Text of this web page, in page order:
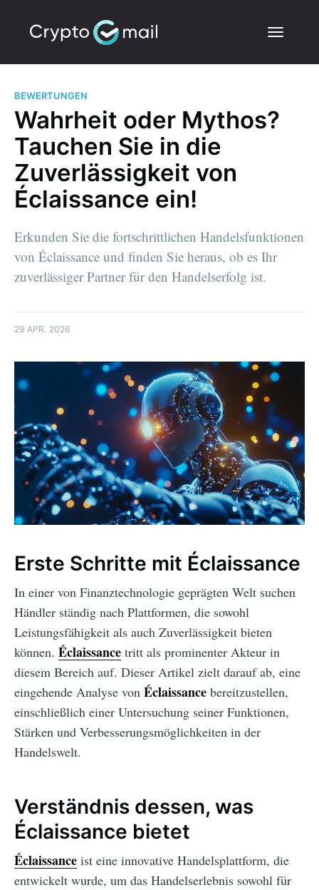
BEWERTUNGEN
Wahrheit oder Mythos?
Tauchen Sie in die
Zuverlässigkeit von
Éclaissance ein!
Erkunden Sie die fortschrittlichen Handelsfunktionen
von Éclaissance und finden Sie heraus, ob es Ihr
zuverlässiger Partner für den Handelserfolg ist.
29 APR. 2026
Erste Schritte mit Éclaissance
In einer von Finanztechnologie geprägten Welt suchen
Händler ständig nach Plattformen, die sowohl
Leistungsfähigkeit als auch Zuverlässigkeit bieten
können. Éclaissance tritt als prominenter Akteur in
diesem Bereich auf. Dieser Artikel zielt darauf ab, eine
eingehende Analyse von Éclaissance bereitzustellen,
einschließlich einer Untersuchung seiner Funktionen,
Stärken und Verbesserungsmöglichkeiten in der
Handelswelt.
Verständnis dessen, was
Éclaissance bietet
Éclaissance ist eine innovative Handelsplattform, die
entwickelt wurde, um das Handelserlebnis sowohl für